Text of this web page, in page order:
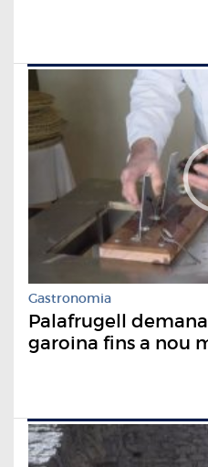
Gastronomia
Palafrugell
garoina fins a nou